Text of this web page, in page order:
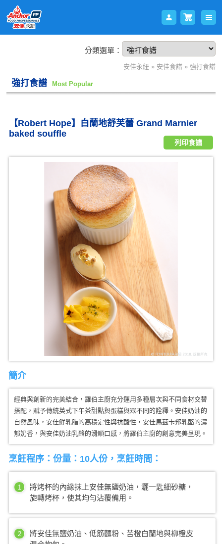
登入 車
分類選單：
安佳永紐» 安佳食譜» 強打食譜
強打食譜 Most Popular
【Robert Hope】白蘭地舒芙蕾 Grand Marnier
baked souffle
列印食譜
簡介
經典與創新的完美結合，羅伯主廚充分運用多種層次與不同食材交替
搭配，賦予傳統英式下午茶甜點與蛋糕與眾不同的詮釋。安佳奶油的
自然風味，安佳鮮乳脂的高穩定性與抗酸性，安佳馬茲卡邦乳酪的濃
郁奶香，與安佳奶油乳酪的滑順口感，將羅伯主廚的創意完美呈現。
烹飪程序：份量：10人份，烹飪時間：
1
將烤杯的內緣抹上安佳無鹽奶油，灑一匙細砂糖，
旋轉烤杯，使其均勻沾覆備用。
2
將安佳無鹽奶油、低筋麵粉、苦橙白蘭地與柳橙皮